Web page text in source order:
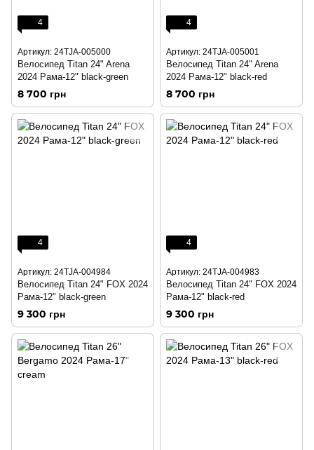
4
Артикул: 24TJA-005000
Велосипед Titan 24" Arena
2024 Рама-12" black-green
8 700 грн
4
Артикул: 24TJA-005001
Велосипед Titan 24" Arena
2024 Рама-12" black-red
8 700 грн
4
Артикул: 24TJA-004984
Велосипед Titan 24" FOX 2024
Рама-12" black-green
9 300 грн
4
Артикул: 24TJA-004983
Велосипед Titan 24" FOX 2024
Рама-12" black-red
9 300 грн